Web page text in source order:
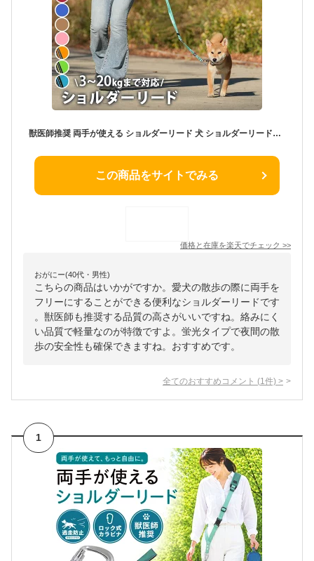
獣医師推奨 両手が使える ショルダーリード 犬 ショルダーリード【3?20kg用】犬 リード 肩掛け 軽量 小型犬 超小型犬 中型犬 ハンズフリー 光る 反射 蛍光 紐 おしゃれ 丈夫 散歩 うっかり 手離し 両手 が 使える 手ぶら 車 絡みにくい 紐 丈夫 ペット【RSL】
この商品をサイトでみる
価格と在庫を楽天でチェック >>
おがにー(40代・男性)
こちらの商品はいかがですか。愛犬の散歩の際に両手を
フリーにすることができる便利なショルダーリードです
。獣医師も推奨する品質の高さがいいですね。絡みにく
い品質で軽量なのが特徴ですよ。蛍光タイプで夜間の散
歩の安全性も確保できますね。おすすめです。
全てのおすすめコメント (1 件) >
1